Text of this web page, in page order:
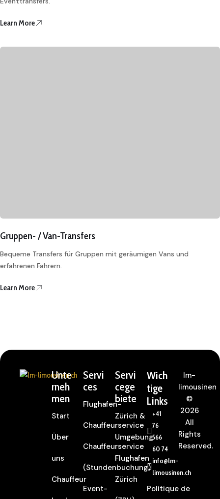
Learn More
Gruppen- / Van-Transfers
Bequeme Transfers für Gruppen mit geräumigen Vans und
erfahrenen Fahrern.
Learn More
Unte
rneh
men
Start
Über
uns
Chauffeur
Servi
ces
Flughafen-
Chauffeurservice
Chauffeurservice
(Stundenbuchung)
Event-
Servi
cege
biete
Zürich &
Umgebung
Flughafen
Zürich
Wich
tige
Links
+41
76
566
60 74
info@lm-
limousinen.ch
Politique de
lm-
limousinen
©
2026
All
Rights
Reserved.